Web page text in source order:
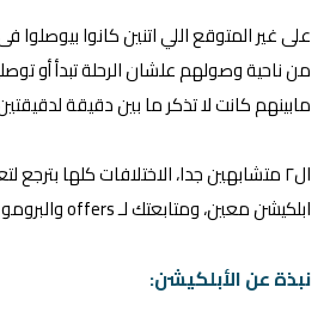
على غير المتوقع اللي اتنين كانوا بيوصلوا
من ناحية وصولهم علشان الرحلة تبدأ أو
مابينهم كانت لا تذكر ما بين دقيقة
ال٢ متشابهين جدا، الاختلافات كلها
ابلكيشن معين، ومتابعتك لـ offers والبرومو كود عليه.
نبذة عن الأبلكيشن: